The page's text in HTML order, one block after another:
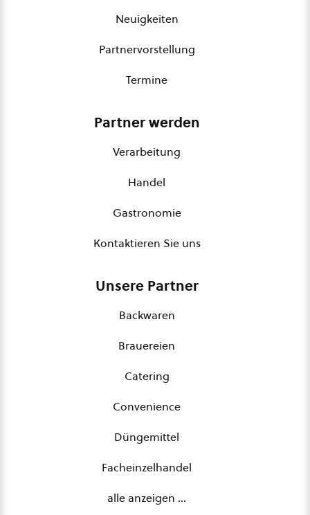
Neuigkeiten
Partnervorstellung
Termine
Partner werden
Verarbeitung
Handel
Gastronomie
Kontaktieren Sie uns
Unsere Partner
Backwaren
Brauereien
Catering
Convenience
Düngemittel
Facheinzelhandel
alle anzeigen …